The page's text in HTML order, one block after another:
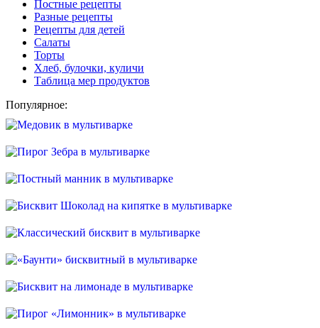
Постные рецепты
Разные рецепты
Рецепты для детей
Салаты
Торты
Хлеб, булочки, куличи
Таблица мер продуктов
Популярное: